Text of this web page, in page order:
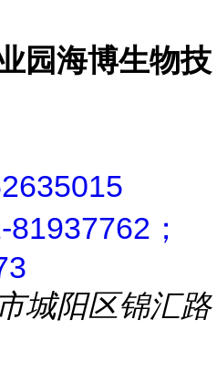
园海博生物技
；
城阳区锦汇路